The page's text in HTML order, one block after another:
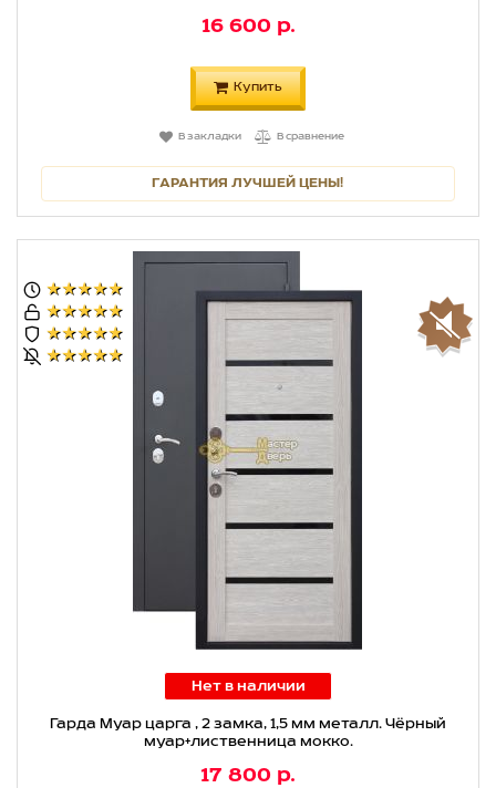
16 600 р.
Купить
В закладки В сравнение
ГАРАНТИЯ ЛУЧШЕЙ ЦЕНЫ!
Нет в наличии
Гарда Муар царга , 2 замка, 1,5 мм металл. Чёрный
муар+лиственница мокко.
17 800 р.
★★★★★
★★★★★
★★★★★
★★★★★